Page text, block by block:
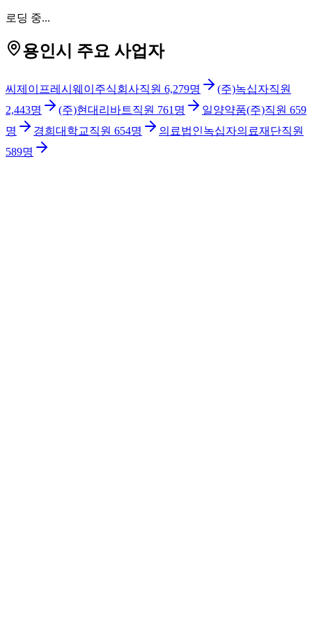
로딩 중...
용인시 주요 사업자
씨제이프레시웨이주식회사직원 6,279명 (주)녹십자직원
2,443명 (주)현대리바트직원 761 명 일양약품(주)직원 659
명
경희대학교직원 654명 의료법인녹십자의료재단직원
589명